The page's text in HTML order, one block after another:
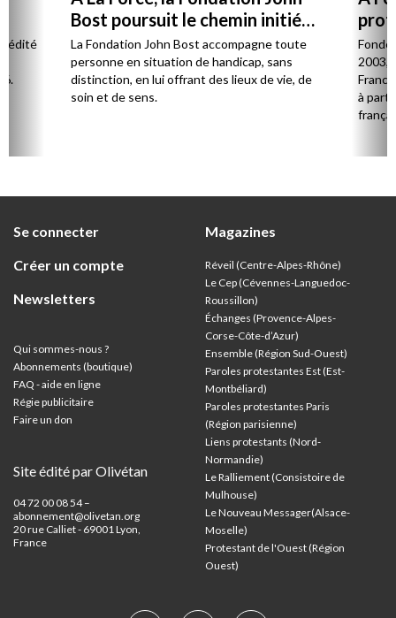
édité
Bost poursuit le chemin initié
par son fondateur
La Fondation John Bost accompagne toute
personne en situation de handicap, sans
distinction, en lui offrant des lieux de vie, de
soin et de sens.
à la
Fondé
2003,
à
Se connecter
Créer un compte
Newsletters
Qui sommes-nous ?
Abonnements (boutique)
FAQ - aide en ligne
Régie publicitaire
Faire un don
Site édité par Olivétan
04 72 00 08 54 –
abonnement@olivetan.org
20 rue Calliet - 69001 Lyon,
France
Magazines
Réveil (Centre-Alpes-Rhône)
Le Cep (Cévennes-Languedoc-
Roussillon)
Échanges (Provence-Alpes-
Corse-Côte-d’Azur)
Ensemble (Région Sud-Ouest)
Paroles protestantes Est (Est-
Montbéliard)
Paroles protestantes Paris
(Région parisienne)
Liens protestants (Nord-
Normandie)
Le Ralliement (Consistoire de
Mulhouse)
Le Nouveau Messager(Alsace-
Moselle)
Protestant de l'Ouest (Région
Ouest)